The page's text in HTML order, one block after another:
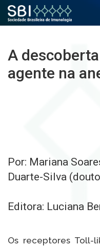
para
o
conteúdo
A
agente na
Por: Mariana
Duarte-Silva
Editora: Luciana
Os receptores Toll-